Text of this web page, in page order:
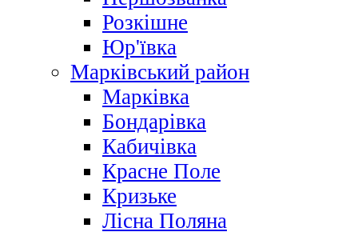
Розкішне
Юр'ївка
Марківський район
Марківка
Бондарівка
Кабичівка
Красне Поле
Кризьке
Лісна Поляна